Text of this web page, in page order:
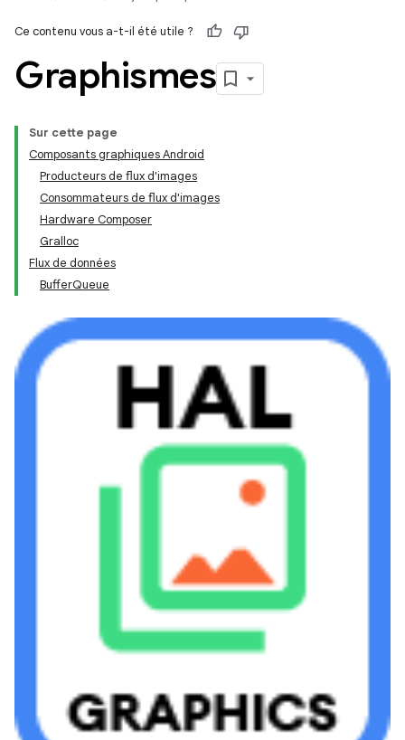
Ce contenu vous a-t-il été utile ?
Graphismes
Sur cette page
Composants graphiques Android
Producteurs de flux d'images
Consommateurs de flux d'images
Hardware Composer
Gralloc
Flux de données
BufferQueue